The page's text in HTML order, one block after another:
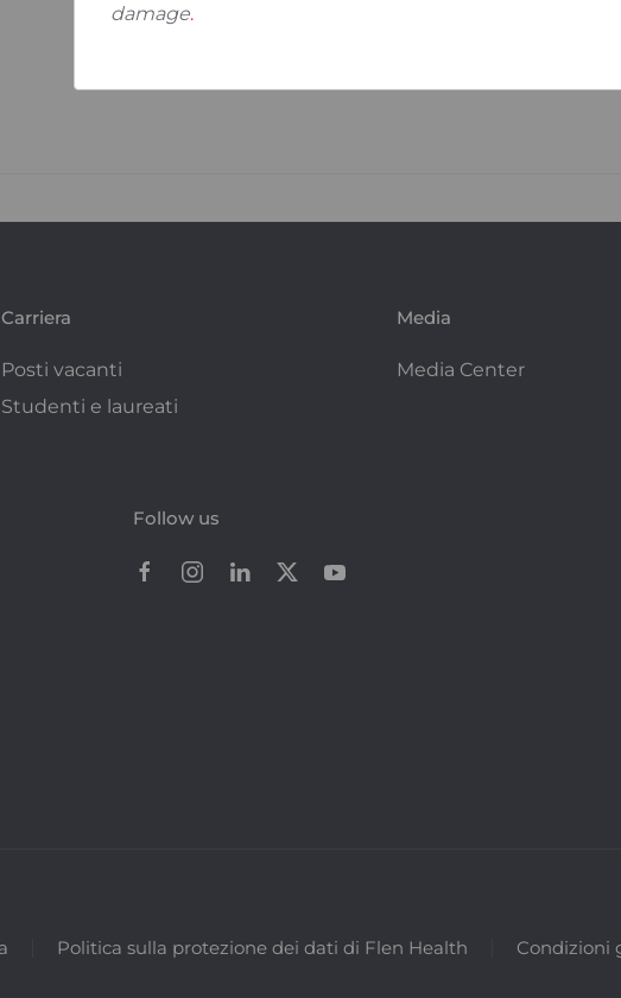
Carriera
Posti vacanti
Studenti e laureati
Media
Media Center
Follow us
Politica sulla protezione dei dati di Flen Health Condizioni
damage.